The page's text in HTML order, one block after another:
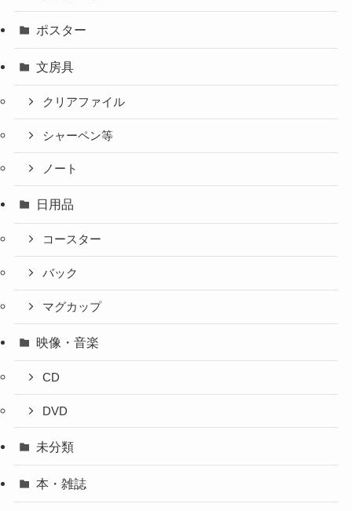
ポスター
文房具
クリアファイル
シャーペン等
ノート
日用品
コースター
バック
マグカップ
映像・音楽
CD
DVD
未分類
本・雑誌